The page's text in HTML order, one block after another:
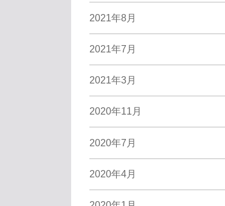
2021年8月
2021年7月
2021年3月
2020年11月
2020年7月
2020年4月